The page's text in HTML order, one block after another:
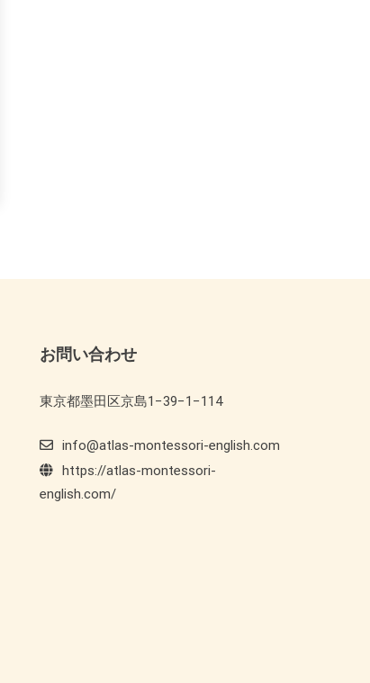
お問い合わせ
東京都墨田区京島1−39−1−114
info@atlas-montessori-english.com
https://atlas-montessori-
english.com/